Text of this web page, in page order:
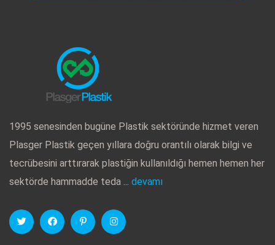
1995 senesinden bugüne Plastik sektöründe hizmet veren
Plasger Plastik geçen yıllara doğru orantılı olarak bilgi ve
tecrübesini arttırarak plastiğin kullanıldığı hemen hemen her
sektörde hammadde teda ... devamı